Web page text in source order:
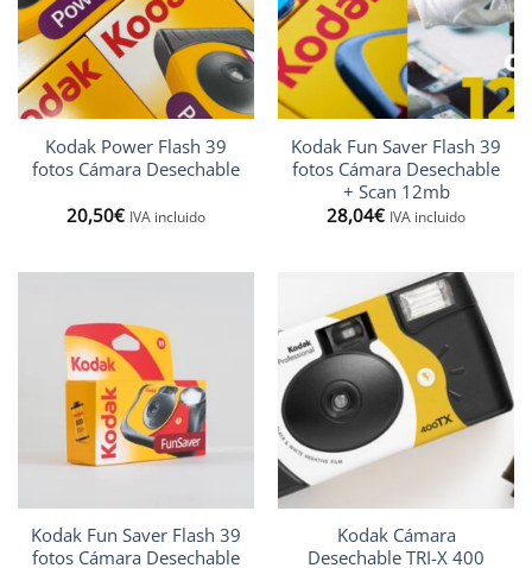
Kodak Power Flash 39
fotos Cámara Desechable
20,50€ IVA incluido
Kodak Fun Saver Flash 39
fotos Cámara Desechable
+ Scan 12mb
28,04€ IVA incluido
Kodak Fun Saver Flash 39
fotos Cámara Desechable
Kodak Cámara
Desechable TRI-X 400